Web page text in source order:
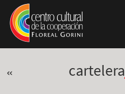
Pasar al contenido principal
Jump to main content
« cartelera